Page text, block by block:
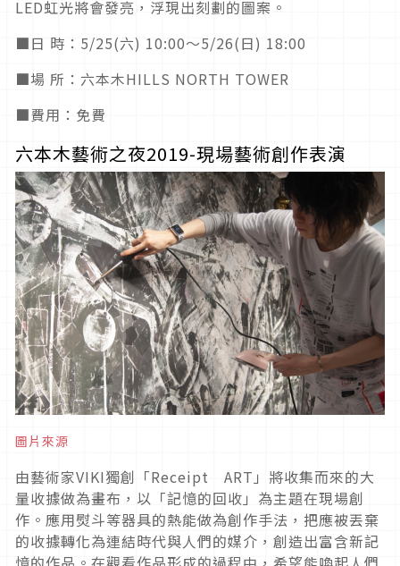
LED虹光將會發亮，浮現出刻劃的圖案。
■日 時：5/25(六) 10:00〜5/26(日) 18:00
■場 所：六本木HILLS NORTH TOWER
■費用：免費
六本木藝術之夜2019-現場藝術創作表演
圖片來源
由藝術家VIKI獨創「Receipt ART」將收集而來的大
量收據做為畫布，以「記憶的回收」為主題在現場創
作。應用熨斗等器具的熱能做為創作手法，把應被丟棄
的收據轉化為連結時代與人們的媒介，創造出富含新記